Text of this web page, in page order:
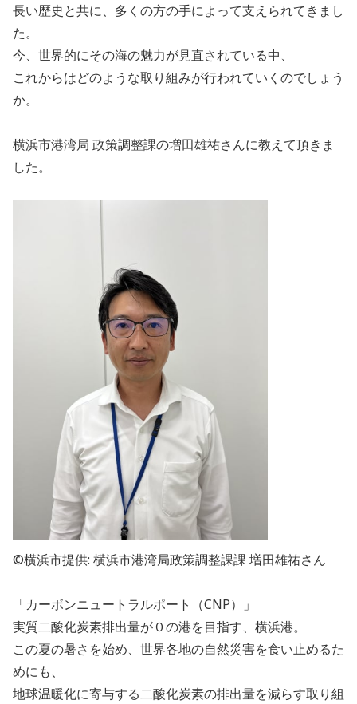
長い歴史と共に、多くの方の手によって支えられてきまし
た。
今、世界的にその海の魅力が見直されている中、
これからはどのような取り組みが行われていくのでしょう
か。
横浜市港湾局 政策調整課の増田雄祐さんに教えて頂きま
した。
©横浜市提供: 横浜市港湾局政策調整課課 増田雄祐さん
「カーボンニュートラルポート（CNP）」
実質二酸化炭素排出量が０の港を目指す、横浜港。
この夏の暑さを始め、世界各地の自然災害を食い止めるた
めにも、
地球温暖化に寄与する二酸化炭素の排出量を減らす取り組